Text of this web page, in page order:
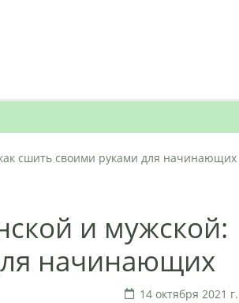
сшить своими руками для начинающих
и мужской:
начинающих
14 октября 2021 г.